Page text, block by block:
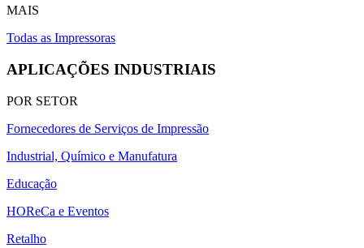
MAIS
Todas as Impressoras
APLICAÇÕES INDUSTRIAIS
POR SETOR
Fornecedores de Serviços de Impressão
Industrial, Químico e Manufatura
Educação
HOReCa e Eventos
Retalho